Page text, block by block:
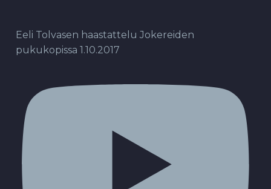
Eeli Tolvasen haastattelu Jokereiden
pukukopissa 1.10.2017